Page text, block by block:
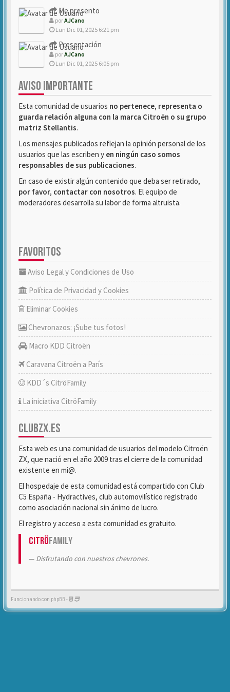
Me presento
porAJCano
Lun Dic 01, 2025 6:21 pm
Presentación
porAJCano
Lun Dic 01, 2025 6:05 pm
AVISO IMPORTANTE
Esta comunidad de usuarios no pertenece, representa o
guarda relación alguna con la marca Citroën o su grupo
matriz Stellantis.
Los mensajes publicados reflejan la opinión personal de los
usuarios que las escriben y en ningún caso somos
responsables de sus publicaciones.
En caso de existir algún contenido que deba ser retirado,
por favor, contactar con nosotros. El equipo de
moderadores desarrolla su labor de forma altruista.
FAVORITOS
Aviso Legal y Condiciones de Uso
Política de Privacidad y Cookies
Eliminar Cookies
Chevronazos: ¡Sube tus fotos!
Macro KDD Citroën
Caravana Citroën a París
KDD´s CitröFamily
La iniciativa CitröFamily
CLUBZX.ES
Esta web es una comunidad de usuarios del modelo Citroën
ZX, que nació en el año 2009 tras el cierre de la comunidad
existente en mi@.
El hospedaje de esta comunidad está compartido con Club
C5 España - Hydractives, club automovilístico registrado
como asociación nacional sin ánimo de lucro.
El registro y acceso a esta comunidad es gratuito.
CitröFamily
Disfrutando con nuestros chevrones.
Funcionando con phpBB -